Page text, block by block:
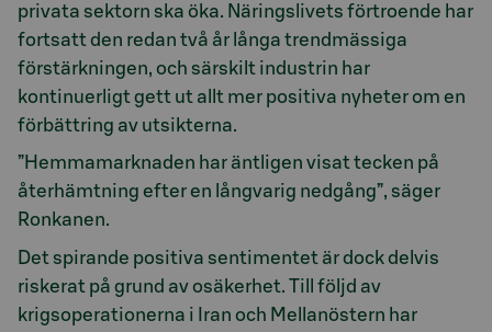
privata sektorn ska öka. Näringslivets förtroende har
fortsatt den redan två år långa trendmässiga
förstärkningen, och särskilt industrin har
kontinuerligt gett ut allt mer positiva nyheter om en
förbättring av utsikterna.
”Hemmamarknaden har äntligen visat tecken på
återhämtning efter en långvarig nedgång”, säger
Ronkanen.
Det spirande positiva sentimentet är dock delvis
riskerat på grund av osäkerhet. Till följd av
krigsoperationerna i Iran och Mellanöstern har